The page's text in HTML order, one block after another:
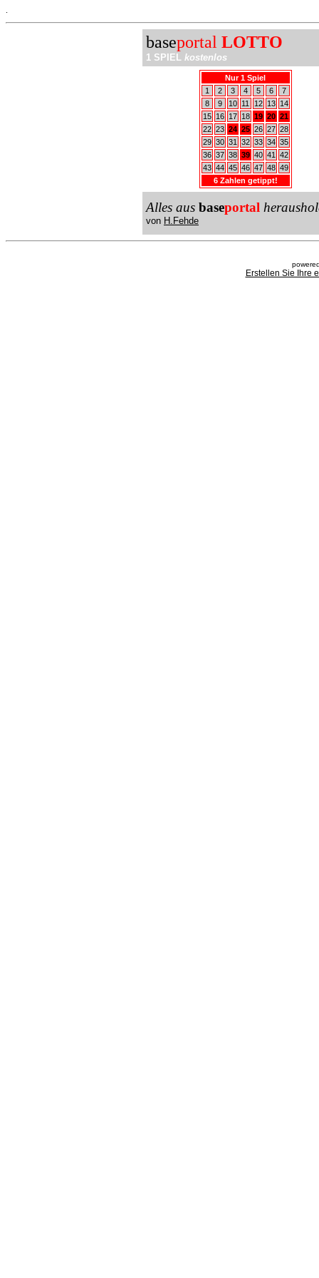
baseportal LOTTO
1 SPIEL kostenlos
Nur 1 Spiel
1
2 3 4 5 6
7
8
9 10 11 12 13
14
15
16 17 18 19 20 21
22 23 24 25 26 27 28
29 30 31 32 33 34 35
36 37 38 39 40 41
42
43 44 45 46 47 48 49
6 Zahlen getippt!
Alles aus baseportal
von H.Fehde
Erstellen Sie Ihre